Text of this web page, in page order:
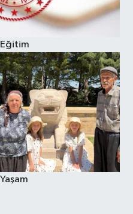
Eğitim
Yaşam